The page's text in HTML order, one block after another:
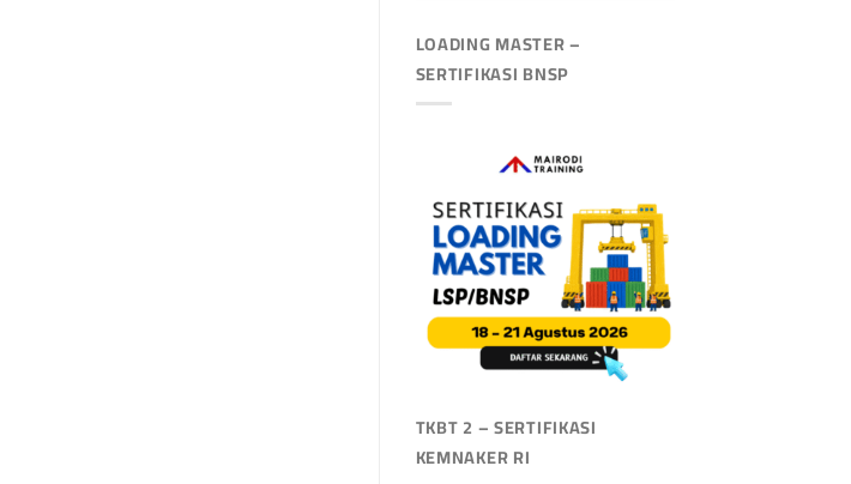
LOADING MASTER –
SERTIFIKASI BNSP
TKBT 2 – SERTIFIKASI
KEMNAKER RI